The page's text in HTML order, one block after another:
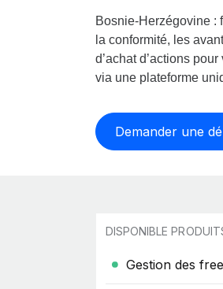
Bosnie-Herzégovine :
la conformité, les
d’achat d’actions
via une plateforme
Demander une
DISPONIBLE
Gestion des